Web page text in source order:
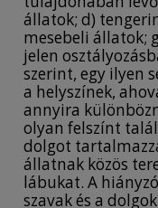
állatok; d)
mesebeli állatok;
jelen
szerint, egy ilyen
a helyszínek,
annyira
olyan felszínt
dolgot
állatnak közös
lábukat. A
szavak és a